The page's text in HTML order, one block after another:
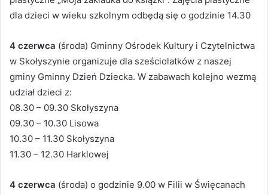
dla dzieci w wieku szkolnym odbędą się o godzinie 14.30
4 czerwca (środa) Gminny Ośrodek Kultury i Czytelnictwa
w Skołyszynie organizuje dla sześciolatków z naszej
gminy Gminny Dzień Dziecka. W zabawach kolejno wezmą
udział dzieci z:
08.30 – 09.30 Skołyszyna
09.30 – 10.30 Lisowa
10.30 – 11.30 Skołyszyna
11.30 – 12.30 Harklowej
4 czerwca (środa) o godzinie 9.00 w Filii w Święcanach